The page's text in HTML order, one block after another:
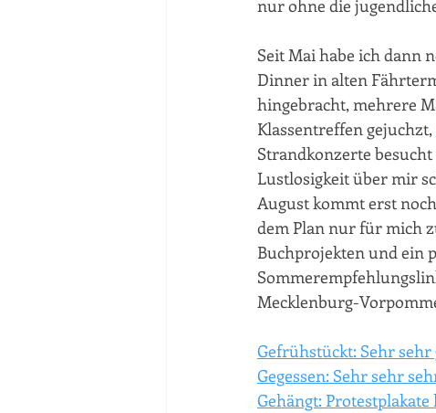
nur ohne die
Seit Mai habe ich dann
Dinner in alten
hingebracht, mehrere
Klassentreffen gejuchzt,
Strandkonzerte
Lustlosigkeit über mir
August kommt erst
dem Plan nur für mich
Buchprojekten und ein
Mecklenburg-
Gefrühstückt: Sehr sehr
Gegessen: Sehr sehr
Gehängt: Protestplakate